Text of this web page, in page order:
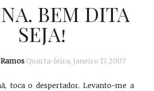
BEM DITA
SEJA!
Quarta-feira, Janeiro 17, 2007
toca o despertador. Levanto-me a